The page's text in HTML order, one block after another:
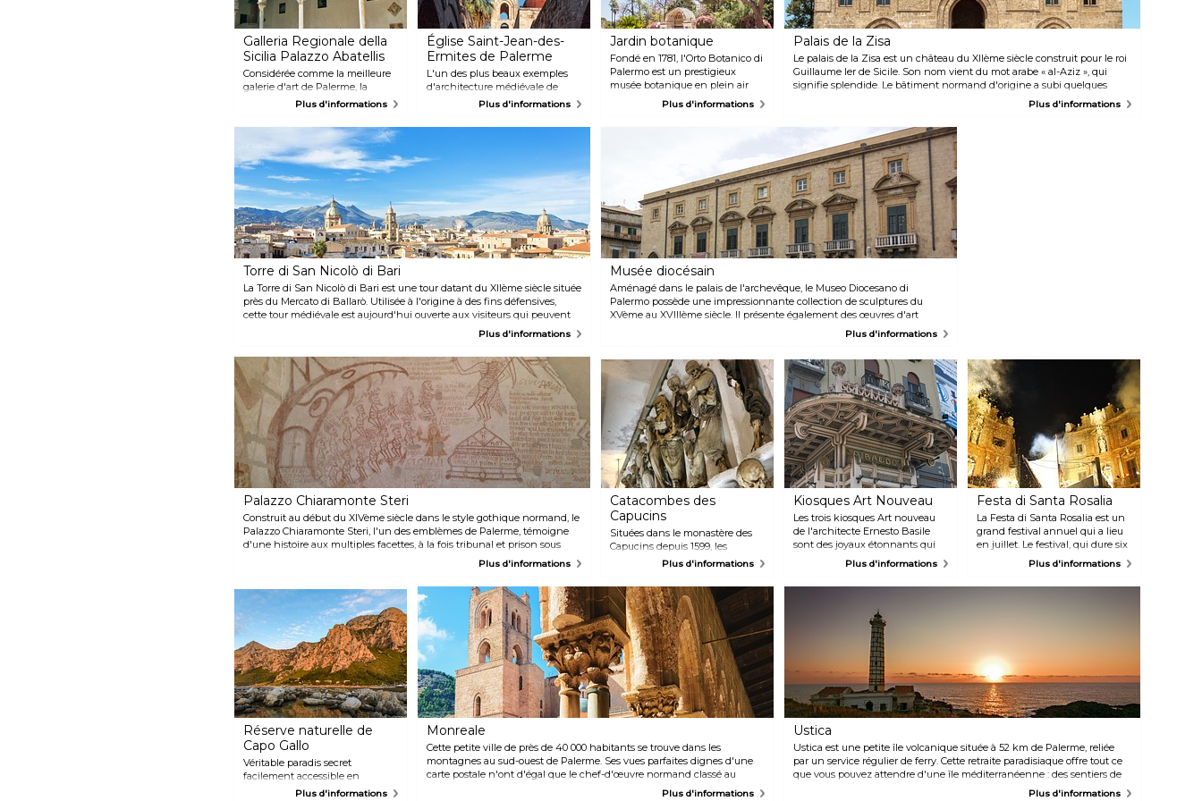
entonnées par les vendeurs pour
attirer les clients tout en leur
proposant des échantillons font
Galleria Regionale della
Sicilia Palazzo Abatellis
Considérée comme la meilleure
galerie d'art de Palerme, la
Galleria Regionale della Sicilia
œuvres d'artistes siciliens du
Moyen Âge, des objets de la
période arabe et des peintures
des XVIIème et XVIIIème siècles.
Prenez le temps d'admirer le
magnifique Palazzo Abatellis,
construit au XVème siècle dans
un style gothique-catalan.
Plus d'informations
Église Saint-Jean-des-
Ermites de Palerme
L'un des plus beaux exemples
d'architecture médiévale de
Palerme, l'église Saint-Jean-des-
degli Eremiti), est célèbre pour
influencée par les Arabes au
XIIème siècle. Il s'agissait à
l'origine d'une mosquée qui a
ensuite été transformée en
église chrétienne pour les
moines ermites de Sicile.
Promenez-vous le long du joli
jardin où vous pourrez admirer
ruines du cloître.
Plus d'informations
Jardin botanique
Fondé en 1781, l'Orto Botanico di
Palermo est un prestigieux
musée botanique en plein air
qui offre des études
jardins d'herbes aromatiques
méditerranéens, de cactus
locaux et d'hibiscus, mais
n'oubliez pas non plus de visiter
les magnifiques bâtiments
historiques qui servent de cadre
à ce paradis terrestre.
Plus d'informations
Palais de la Zisa
Le palais de la Zisa est un château du XIIème siècle construit pour le roi
Guillaume Ier de Sicile. Son nom vient du mot arabe « al-Aziz », qui
signifie splendide. Le bâtiment normand d'origine a subi quelques
modifications au fil des ans, avec notamment différents ornements
l'architecture est clairement visible dans les décorations du vestibule,
où les voûtes et les colonnes arabes sont entrecoupées de des fresques
baroques et des décorations en marbre. Aujourd'hui, le château abrite
un musée d'art islamique.
Plus d'informations
Torre di San Nicolò di Bari
La Torre di San Nicolò di Bari est une tour datant du XIIème siècle située
près du Mercato di Ballarò. Utilisée à l'origine à des fins défensives,
cette tour médiévale est aujourd'hui ouverte aux visiteurs qui peuvent
profiter de sa vue imprenable sur le paysage urbain de Palerme et ses
Plus d'informations
Musée diocésain
Aménagé dans le palais de l'archevêque, le Museo Diocesano di
Palermo possède une impressionnante collection de sculptures du
XVème au XVIIIème siècle. Il présente également des œuvres d'art
intéressantes, telles que de l'argenterie et des textiles religieux, des
Plus d'informations
Palazzo Chiaramonte Steri
Construit au début du XIVème siècle dans le style gothique normand, le
Palazzo Chiaramonte Steri, l'un des emblèmes de Palerme, témoigne
d'une histoire aux multiples facettes, à la fois tribunal et prison sous
l'Inquisition de 1600 à 1782. Aujourd'hui, il abrite le siège de l'université
ses magnifiques amphithéâtres et leurs plafonds en bois très élaborés
du XIVème siècle. Au musée de l'Inquisition se trouvent les récits
poignants des prisonniers, racontés à travers des graffitis et des œuvres
d'art obsédantes, sur les murs mêmes qui les tenaient autrefois captifs.
Plus d'informations
Catacombes des
Capucins
Situées dans le monastère des
Capucins depuis 1599, les
Catacombe dei Cappuccini
squelettes momifiés de
Palermitains morts entre le
XVIIème et le XIXème siècle.
C'est un aperçu assez macabre
des coutumes et traditions de la
société palermitaine de l'époque,
où les corps étaient disposés en
fonction du sexe, de la religion,
de la profession et du statut
social du défunt.
Plus d'informations
Kiosques Art Nouveau
Les trois kiosques Art nouveau
de l'architecte Ernesto Basile
sont des joyaux étonnants qui
embellissent les rues animées de
Palerme. Construits vers la fin du
XIXème siècle, les kiosques
traditionnels vendeurs siciliens
de boissons sucrées et
rafraîchissantes, mais ils servent
désormais de bureaux de tabac.
Le Chiosco Ribaudo situé sur la
Piazza Verdi, le plus célèbre des
trois, est un bâtiment en fer
forgé et pourpre orné de lettres
dorées. Le deuxième kiosque
Ribaudo de la Piazza
Castelnuovo est décoré de
majoliques et de mosaïques
colorées, tandis que le Chiosco
Plus d'informations
Festa di Santa Rosalia
La Festa di Santa Rosalia est un
grand festival annuel qui a lieu
en juillet. Le festival, qui dure six
jours, est dédié à Sainte Rosalia,
(Petite Sainte) ou Rusulia (en
été frappée par la peste. Au
programme : feux d'artifice
éblouissants, processions
religieuses, concerts et
spécialités siciliennes.
Plus d'informations
Réserve naturelle de
Capo Gallo
Véritable paradis secret
facilement accessible en
quelques minutes à pied depuis
Plus d'informations
Monreale
Cette petite ville de près de 40 000 habitants se trouve dans les
montagnes au sud-ouest de Palerme. Ses vues parfaites dignes d'une
carte postale n'ont d'égal que le chef-d'œuvre normand classé au
patrimoine mondial de l'UNESCO qu'est la cathédrale de Monreale, le
Plus d'informations
Ustica
Ustica est une petite île volcanique située à 52 km de Palerme, reliée
par un service régulier de ferry. Cette retraite paradisiaque offre tout ce
que vous pouvez attendre d'une île méditerranéenne : des sentiers de
randonnée le long des magnifiques grottes du littoral, des eaux
Plus d'informations